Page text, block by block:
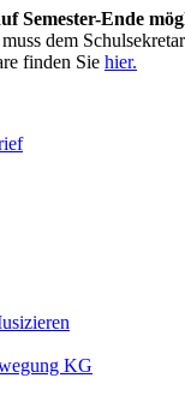
Semester-Ende
dem
finden Sie hier.
KG